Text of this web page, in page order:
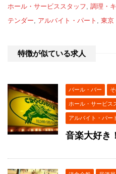
ホール・サービススタッフ 調理・
テンダー
アルバイト・パート 東京
特徴が似ている求人
バール・バー
ホール・サービス
アルバイト・パー
音楽大好き